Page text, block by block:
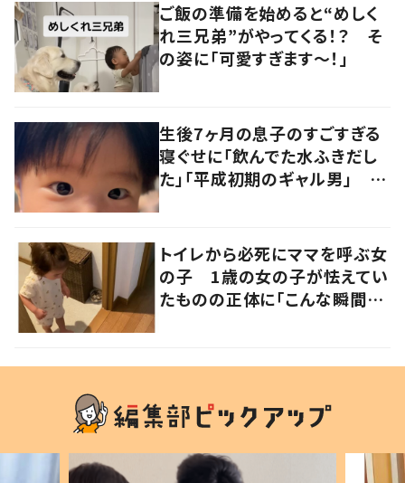
ご飯の準備を始めると“めしく
れ三兄弟”がやってくる！？ そ
の姿に「可愛すぎます〜！」
生後7ヶ月の息子のすごすぎる
寝ぐせに「飲んでた水ふきだし
た」「平成初期のギャル男」 実
トイレから必死にママを呼ぶ女
の子 1歳の女の子が怯えてい
たものの正体に「こんな瞬間